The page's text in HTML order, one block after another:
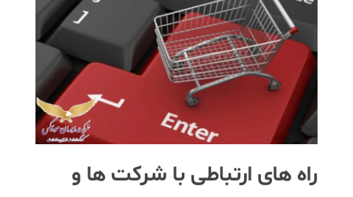
راه های ارتباطی با شرکت ها و